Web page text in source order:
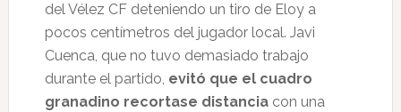
del Vélez CF deteniendo un tiro de Eloy a
pocos centímetros del jugador local. Javi
Cuenca, que no tuvo demasiado trabajo
durante el partido, evitó que el cuadro
granadino recortase distanciacon una